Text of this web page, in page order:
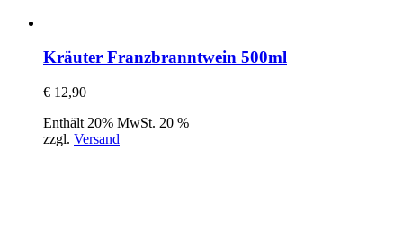
Kräuter Franzbranntwein 500ml
€ 12,90
Enthält 20% MwSt. 20 %
zzgl. Versand